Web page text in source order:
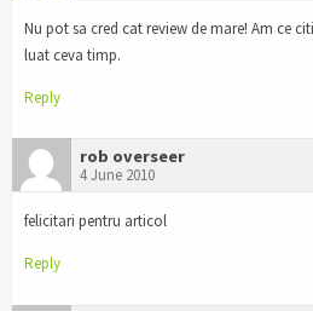
Nu pot sa cred cat review de mare! Am ce
luat ceva timp.
Reply
rob overseer
4 June 2010
felicitari pentru articol
Reply